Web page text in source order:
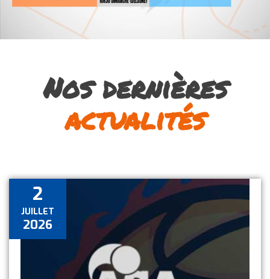
Nos dernières
actualités
2
JUILLET
2026